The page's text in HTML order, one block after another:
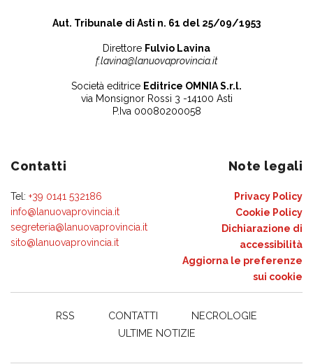
Aut. Tribunale di Asti n. 61 del 25/09/1953
Direttore Fulvio Lavina
f.lavina@lanuovaprovincia.it
Società editrice Editrice OMNIA S.r.l.
via Monsignor Rossi 3 -14100 Asti
P.Iva 00080200058
Contatti
Tel: +39 0141 532186
info@lanuovaprovincia.it
segreteria@lanuovaprovincia.it
sito@lanuovaprovincia.it
Note legali
Privacy Policy
Cookie Policy
Dichiarazione di
accessibilità
Aggiorna le preferenze
sui cookie
RSS CONTATTI
NECROLOGIE
ULTIME NOTIZIE